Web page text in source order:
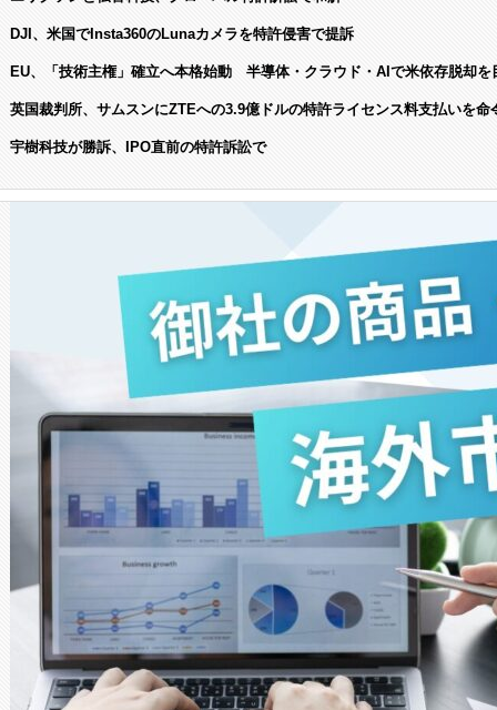
DJI、米国でInsta360のLunaカメラを特許侵害で提訴
EU、「技術主権」確立へ本格始動 半導体・クラウド・AIで米依存脱却を
英国裁判所、サムスンにZTEへの3.9億ドルの特許ライセンス料支払いを命
宇樹科技が勝訴、IPO直前の特許訴訟で